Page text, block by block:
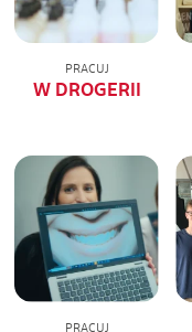
PRACUJ
W DROGERII
PRACUJ